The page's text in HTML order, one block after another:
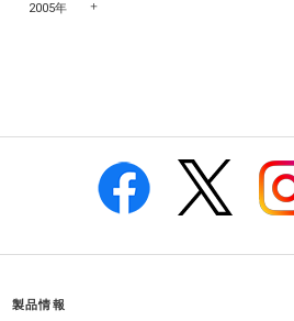
2005年
製品情報